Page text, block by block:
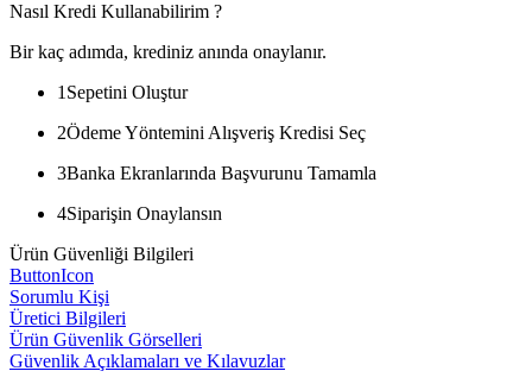
Nasıl Kredi Kullanabilirim ?
Bir kaç adımda, krediniz anında onaylanır.
1 Sepetini Oluştur
2Ödeme Yöntemini Alışveriş Kredisi Seç
3Banka Ekranlarında Başvurunu Tamamla
4Siparişin Onaylansın
Ürün Güvenliği Bilgileri
ButtonIcon
Sorumlu Kişi
Üretici Bilgileri
Ürün Güvenlik Görselleri
Güvenlik Açıklamaları ve Kılavuzlar